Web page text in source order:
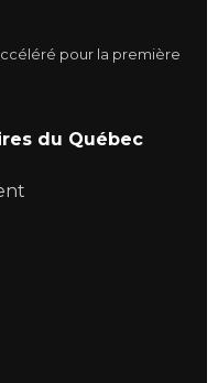
pour la première
du Québec